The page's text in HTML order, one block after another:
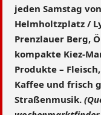
jeden Samstag
Helmholtzplatz /
Prenzlauer Berg,
kompakte Kiez-
Produkte –
Kaffee und frisch
Straßenmusik.